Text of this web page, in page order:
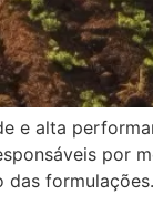
e alta
por
das